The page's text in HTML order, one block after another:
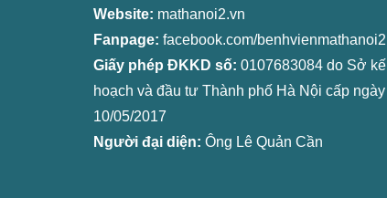
Website: mathanoi2.vn
Fanpage: facebook.com/benhvienmathanoi2
Giấy phép ĐKKD số: 0107683084 do Sở kế
hoạch và đầu tư Thành phố Hà Nội cấp ngày
10/05/2017
Người đại diện: Ông Lê Quản Cần